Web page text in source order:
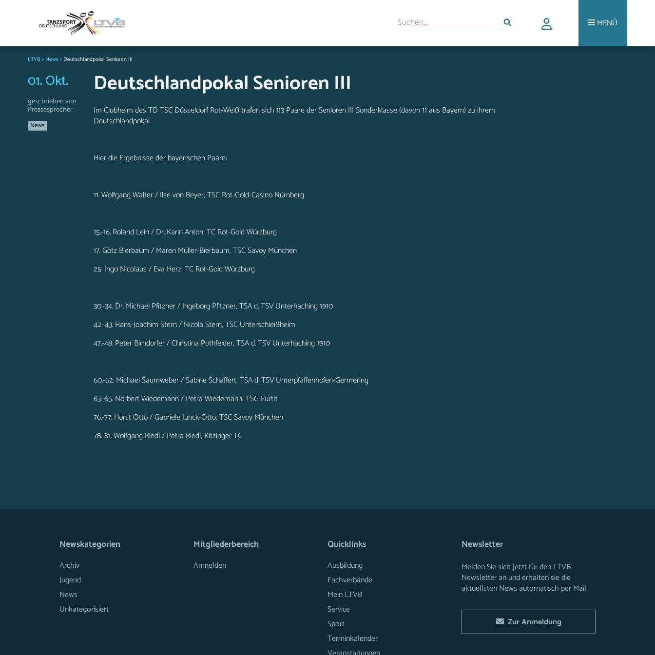
MENÜ
LTVB> News> Deutschlandpokal Senioren III
01. Okt.
geschrieben von
Pressesprecher
News
Deutschlandpokal Senioren III
Im Clubheim des TD TSC Düsseldorf Rot-Weiß trafen sich 113 Paare der Senioren III Sonderklasse (davon 11 aus Bayern) zu ihrem
Deutschlandpokal.
Hier die Ergebnisse der bayerischen Paare:
11. Wolfgang Walter / Ilse von Beyer, TSC Rot-Gold-Casino Nürnberg
15.-16. Roland Lein / Dr. Karin Anton, TC Rot-Gold Würzburg
17. Götz Bierbaum / Maren Müller-Bierbaum, TSC Savoy München
25. Ingo Nicolaus / Eva Herz, TC Rot-Gold Würzburg
30.-34. Dr. Michael Pfitzner / Ingeborg Pfitzner, TSA d. TSV Unterhaching 1910
42.-43. Hans-Joachim Stern / Nicola Stern, TSC Unterschleißheim
47.-48. Peter Birndorfer / Christina Pothfelder, TSA d. TSV Unterhaching 1910
60.-62. Michael Saumweber / Sabine Schaffert, TSA d. TSV Unterpfaffenhofen-Germering
63.-65. Norbert Wiedemann / Petra Wiedemann, TSG Fürth
76.-77. Horst Otto / Gabriele Junck-Otto, TSC Savoy München
78.-81. Wolfgang Riedl / Petra Riedl, Kitzinger TC
Newskategorien
Archiv
Jugend
News
Unkategorisiert
Mitgliederbereich
Anmelden
Quicklinks
Ausbildung
Fachverbände
Mein LTVB
Service
Sport
Terminkalender
Newsletter
Melden Sie sich jetzt für den LTVB-
Newsletter an und erhalten sie die
aktuellsten News automatisch per Mail.
Zur Anmeldung